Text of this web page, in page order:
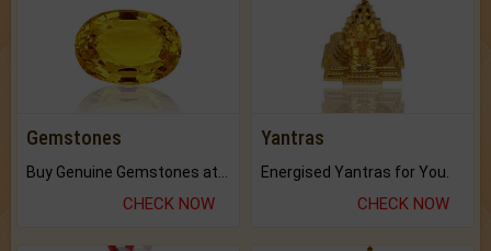
Gemstones
CHECK NOW
Yantras
Energised Yantras for You.
CHECK NOW